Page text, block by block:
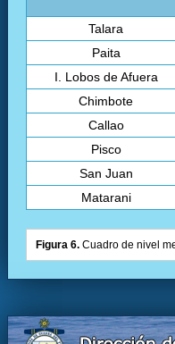
Talara
Paita
I. Lobos de Afuera
Chimbote
Callao
Pisco
San Juan
Matarani
Figura 6. Cuadro de nivel